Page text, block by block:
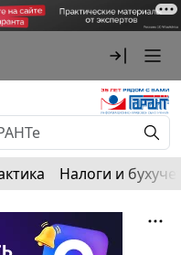
Налоги и